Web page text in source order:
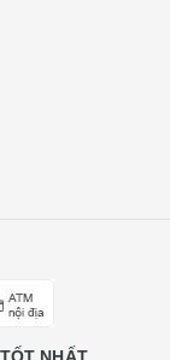
NHẤT